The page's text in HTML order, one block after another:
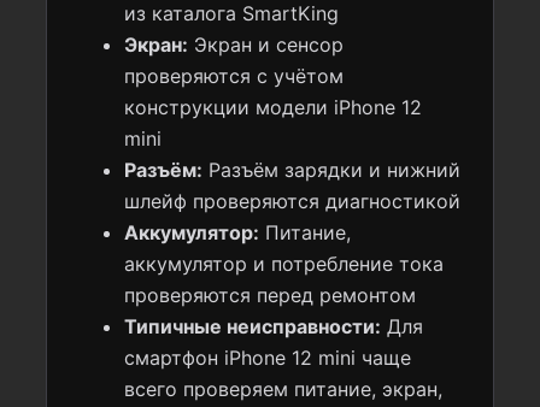
из каталога SmartKing
Экран: Экран и сенсор
проверяются с учётом
конструкции модели iPhone 12
mini
Разъём: Разъём зарядки и нижний
шлейф проверяются диагностикой
Аккумулятор: Питание,
аккумулятор и потребление тока
проверяются перед ремонтом
Типичные неисправности: Для
смартфон iPhone 12 mini чаще
всего проверяем питание, экран,